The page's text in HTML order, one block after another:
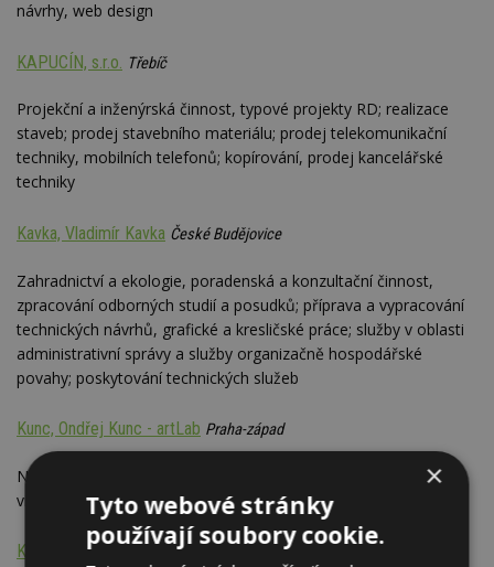
návrhy, web design
KAPUCÍN, s.r.o. Třebíč
Projekční a inženýrská činnost, typové projekty RD; realizace
staveb; prodej stavebního materiálu; prodej telekomunikační
techniky, mobilních telefonů; kopírování, prodej kancelářské
techniky
Kavka, Vladimír Kavka České Budějovice
Zahradnictví a ekologie, poradenská a konzultační činnost,
zpracování odborných studií a posudků; příprava a vypracování
technických návrhů, grafické a kresličské práce; služby v oblasti
administrativní správy a služby organizačně hospodářské
povahy; poskytování technických služeb
Kunc, Ondřej Kunc - artLab Praha-západ
Návrhy a realizace vizuální komunikace: logotypy, firemní
vizuální identita, webové stránky, inzerce, tiskoviny, prezentace
K2M reklama s.r.o. Praha
×
Tyto webové stránky
používají soubory cookie.